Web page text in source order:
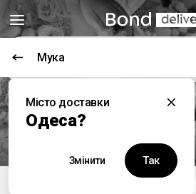
Місто доставки
Одеса?
Змінити Так
Гурманъ
8.7 км
Мука